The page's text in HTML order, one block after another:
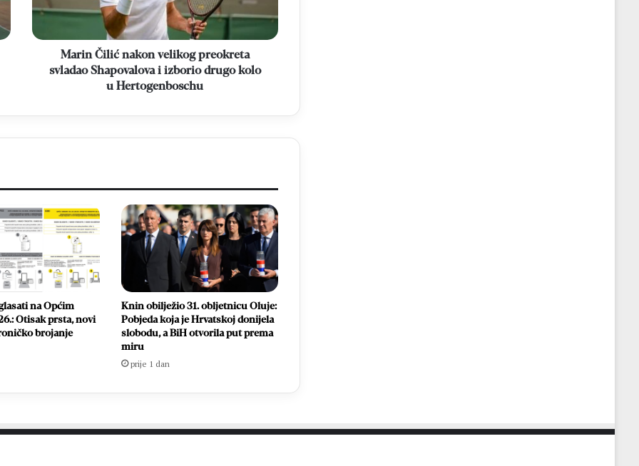
Shapovalova
izborio
Marin Čilić nakon velikog preokreta
svladao Shapovalova i izborio drugo kolo
u Hertogenboschu
na Općim
Otisak prsta, novi
brojanje
Knin obilježio 31. obljetnicu Oluje:
Pobjeda koja je Hrvatskoj donijela
slobodu, a BiH otvorila put prema
miru
prije 1 dan